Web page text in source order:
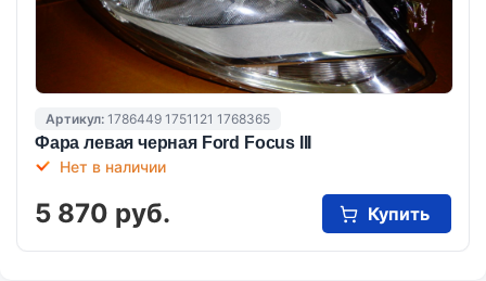
Артикул: 1786449 1751121 1768365
Фара левая черная Ford Focus III
Нет в наличии
5 870 руб. Купить